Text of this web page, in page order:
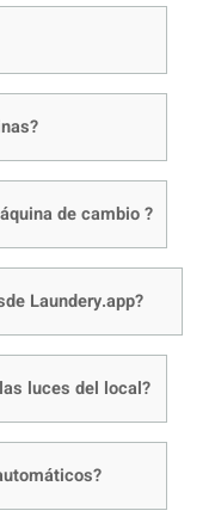
de cambio ?
Laundery.app?
luces del local?